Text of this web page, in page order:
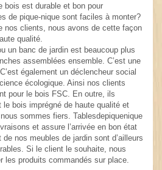
bois est durable et bon pour
de pique-nique sont faciles à monter?
nos clients, nous avons de cette façon
qualité.
un banc de jardin est beaucoup plus
assemblées ensemble. C’est une
également un déclencheur social
écologique. Ainsi nos clients
pour le bois FSC. En outre, ils
bois imprégné de haute qualité et
sommes fiers. Tablesdepiquenique
et assure l’arrivée en bon état
nos meubles de jardin sont d’ailleurs
Si le client le souhaite, nous
les produits commandés sur place.